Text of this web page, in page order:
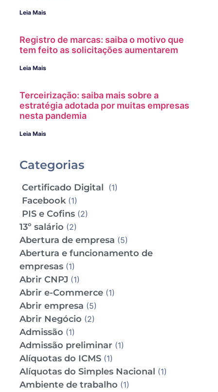
Leia Mais
Registro de marcas: saiba o motivo que
tem feito as solicitações aumentarem
Leia Mais
Terceirização: saiba mais sobre a
estratégia adotada por muitas empresas
nesta pandemia
Leia Mais
Categorias
Certificado Digital (1)
Facebook(1)
PIS e Cofins (2)
13º salário (2)
Abertura de empresa (5)
Abertura e funcionamento de
empresas (1)
Abrir CNPJ (1)
Abrir e-Commerce (1)
Abrir empresa (5)
Abrir Negócio (2)
Admissão (1)
Admissão preliminar (1)
Alíquotas do ICMS (1)
Alíquotas do Simples Nacional (1)
Ambiente de trabalho (1)